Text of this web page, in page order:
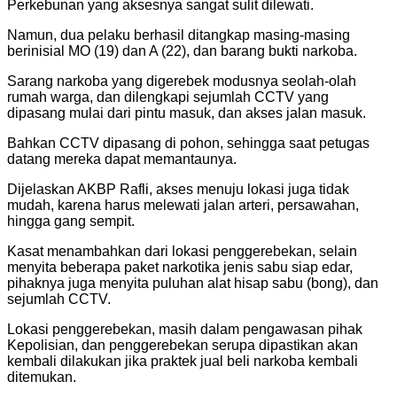
Perkebunan yang aksesnya sangat sulit dilewati.
Namun, dua pelaku berhasil ditangkap masing-masing
berinisial MO (19) dan A (22), dan barang bukti narkoba.
Sarang narkoba yang digerebek modusnya seolah-olah
rumah warga, dan dilengkapi sejumlah CCTV yang
dipasang mulai dari pintu masuk, dan akses jalan masuk.
Bahkan CCTV dipasang di pohon, sehingga saat petugas
datang mereka dapat memantaunya.
Dijelaskan AKBP Rafli, akses menuju lokasi juga tidak
mudah, karena harus melewati jalan arteri, persawahan,
hingga gang sempit.
Kasat menambahkan dari lokasi penggerebekan, selain
menyita beberapa paket narkotika jenis sabu siap edar,
pihaknya juga menyita puluhan alat hisap sabu (bong), dan
sejumlah CCTV.
Lokasi penggerebekan, masih dalam pengawasan pihak
Kepolisian, dan penggerebekan serupa dipastikan akan
kembali dilakukan jika praktek jual beli narkoba kembali
ditemukan.